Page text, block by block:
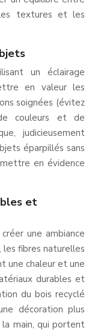
textures et les
un éclairage
en valeur les
soignées (évitez
couleurs et de
judicieusement
éparpillés sans
en évidence
et
une ambiance
fibres naturelles
une chaleur et une
durables et
du bois recyclé
décoration plus
la main, qui portent